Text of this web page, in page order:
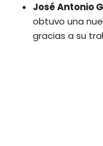
José Antonio
obtuvo una
gracias a su